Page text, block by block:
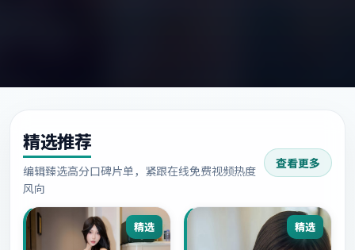
精选推荐
编辑臻选高分口碑片单，紧跟在线免费视频热度
风向
查看更多
精选 精选